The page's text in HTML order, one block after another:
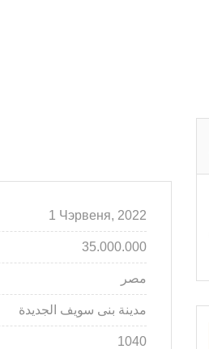
1 Чэрвеня, 2022
35.000.000
مصر
مدينة بنى سويف الجديدة
1040